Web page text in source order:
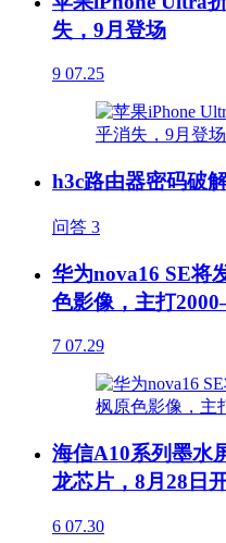
失，9月登场
9 07.25
h3c路由器密码破
问答 3
华为nova16 SE将
色影像，主打
7 07.29
海信A10系列墨水
龙芯片，8月28日
6 07.30